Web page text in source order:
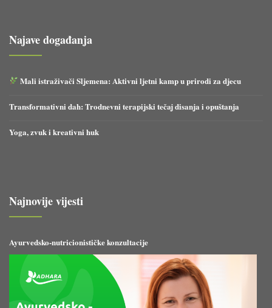
Najave događanja
Mali istraživači Sljemena: Aktivni ljetni kamp u prirodi za djecu
Transformativni dah: Trodnevni terapijski tečaj disanja i opuštanja
Yoga, zvuk i kreativni huk
Najnovije vijesti
Ayurvedsko-nutricionističke konzultacije